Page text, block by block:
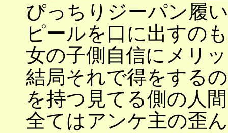
ぴっちりジーパン履
ピールを口に出すのも
女の子側自信にメリ
結局それで得をする
を持つ見てる側の人間
全てはアンケ主の歪